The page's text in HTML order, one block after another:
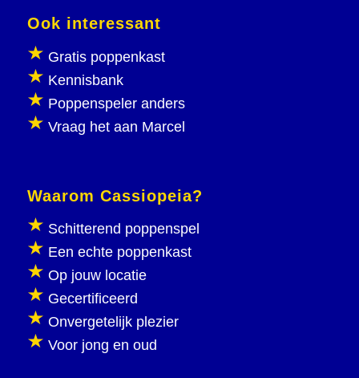
Ook interessant
Gratis poppenkast
Kennisbank
Poppenspeler anders
Vraag het aan Marcel
Waarom Cassiopeia?
Schitterend poppenspel
Een echte poppenkast
Op jouw locatie
Gecertificeerd
Onvergetelijk plezier
Voor jong en oud